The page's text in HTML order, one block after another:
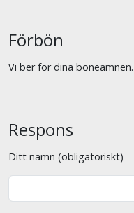
Förbön
Vi ber för dina böneämnen.
Respons
Ditt namn (obligatoriskt)